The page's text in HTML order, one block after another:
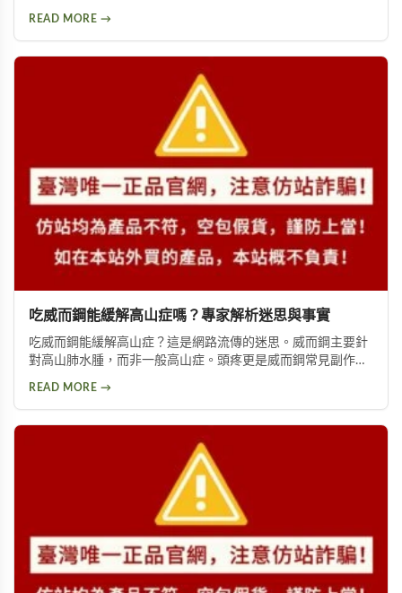
READ MORE →
吃威而鋼能緩解高山症嗎？專家解析迷思與事實
吃威而鋼能緩解高山症？這是網路流傳的迷思。威而鋼主要針
對高山肺水腫，而非一般高山症。頭疼更是威而鋼常見副作
READ MORE →